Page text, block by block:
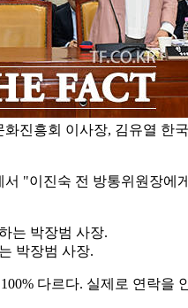
진흥회 이사장, 김유열 한
"이진숙 전 방통위원장
박장범 사장.
다르다. 실제로 연락